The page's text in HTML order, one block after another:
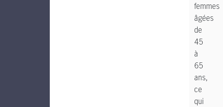
femmes
âgées
de
45
à
65
ans,
ce
qui